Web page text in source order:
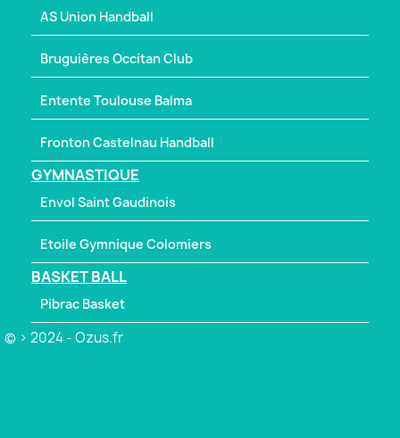
AS Union Handball
Bruguières Occitan Club
Entente Toulouse Balma
Fronton Castelnau Handball
GYMNASTIQUE
Envol Saint Gaudinois
Etoile Gymnique Colomiers
BASKET BALL
Pibrac Basket
© > 2024 - Ozus.fr